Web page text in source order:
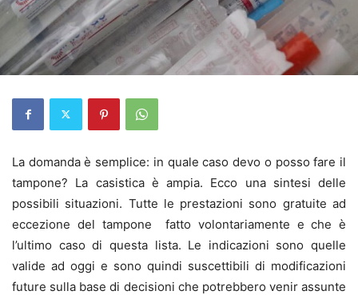
La domanda è semplice: in quale caso devo o posso fare il
tampone? La casistica è ampia. Ecco una sintesi delle
possibili situazioni. Tutte le prestazioni sono gratuite ad
eccezione del tampone fatto volontariamente e che è
l’ultimo caso di questa lista. Le indicazioni sono quelle
valide ad oggi e sono quindi suscettibili di modificazioni
future sulla base di decisioni che potrebbero venir assunte